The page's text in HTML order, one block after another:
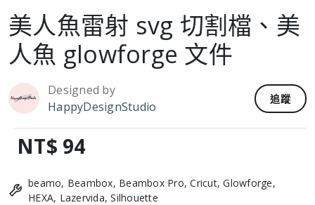
美人魚雷射 svg 切割檔、美
人魚 glowforge 文件
Designed by
HappyDesignStudio
追蹤
NT$ 94
beamo, Beambox, Beambox Pro, Cricut, Glowforge,
HEXA, Lazervida, Silhouette